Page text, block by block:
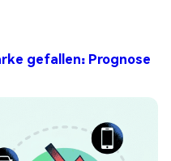
gefallen: Prognose